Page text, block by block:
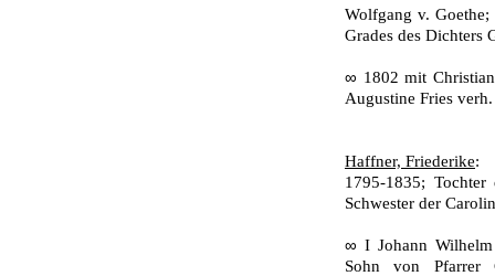
Wolfgang v.
Grades des Dichters
∞ 1802 mit
Augustine Fries
Haffner, Friederike:
1795-1835;
Schwester der
∞ I Johann
Sohn von Pfarrer